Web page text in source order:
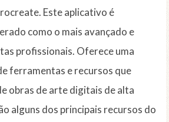
Este aplicativo é
como o mais avançado e
profissionais. Oferece uma
ferramentas e recursos que
obras de arte digitais de alta
alguns dos principais recursos do